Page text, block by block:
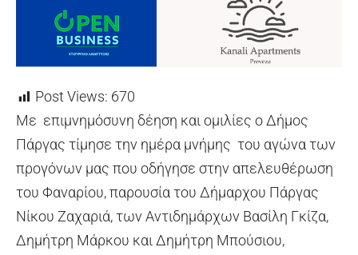
Post Views: 670
Με επιμνημόσυνη δέηση και ομιλίες ο Δήμος
Πάργας τίμησε την ημέρα μνήμης του αγώνα των
προγόνων μας που οδήγησε στην απελευθέρωση
του Φαναρίου, παρουσία του Δήμαρχου Πάργας
Νίκου Ζαχαριά, των Αντιδημάρχων Βασίλη Γκίζα,
Δημήτρη Μάρκου και Δημήτρη Μπούσιου,